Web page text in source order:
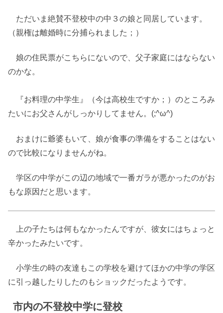
ただいま絶賛不登校中の中３の娘と同居しています。
（親権は離婚時に分捕られました；）
娘の住民票がこちらにないので、父子家庭にはならない
のかな。
『お料理の中学生』（今は高校生ですか；）のところみ
たいにお父さんがしっかりしてません。(;^ω^)
おまけに爺婆もいて、娘が食事の準備をすることはない
ので比較になりませんがね。
学区の中学がこの辺の地域で一番ガラが悪かったのがお
もな原因だと思います。
上の子たちは何もなかったんですが、彼女にはちょっと
辛かったみたいです。
小学生の時の友達もこの学校を避けてほかの中学の学区
に引っ越したりしたのもショックだったようです。
市内の不登校中学に登校